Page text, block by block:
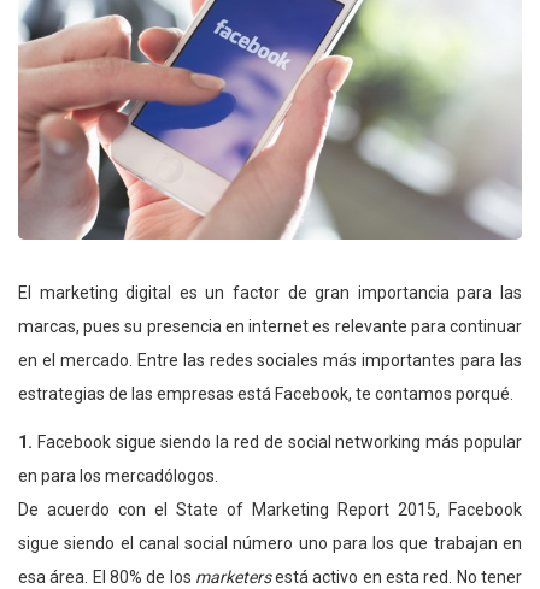
El marketing digital es un factor de gran importancia para las
marcas, pues su presencia en internet es relevante para continuar
en el mercado. Entre las redes sociales más importantes para las
estrategias de las empresas está Facebook, te contamos porqué.
1. Facebook sigue siendo la red de social networking más popular
en para los mercadólogos.
De acuerdo con el State of Marketing Report 2015, Facebook
sigue siendo el canal social número uno para los que trabajan en
esa área. El 80% de los marketersestá activo en esta red. No tener